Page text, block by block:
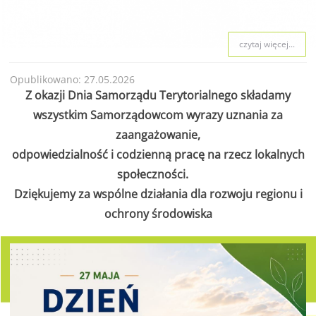
czytaj więcej...
Opublikowano: 27.05.2026
Z okazji Dnia Samorządu Terytorialnego składamy
wszystkim Samorządowcom wyrazy uznania za
zaangażowanie,
odpowiedzialność i codzienną pracę na rzecz lokalnych
społeczności.
Dziękujemy za wspólne działania dla rozwoju regionu i
ochrony środowiska